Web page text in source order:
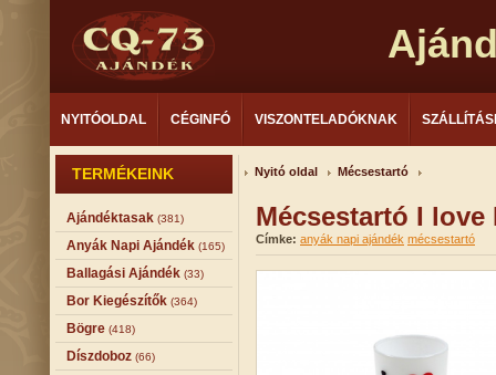
NYITÓOLDAL CÉGINFÓ VISZONTELADÓKNAK
TERMÉKEINK
Ajándéktasak (381)
Anyák Napi Ajándék (165)
Ballagási Ajándék (33)
Bor Kiegészítők (364)
Bögre (418)
Díszdoboz (66)
Nyitó oldal Mécsestartó
Mécsestartó I love
Címke: anyák napi ajándék mécsestartó